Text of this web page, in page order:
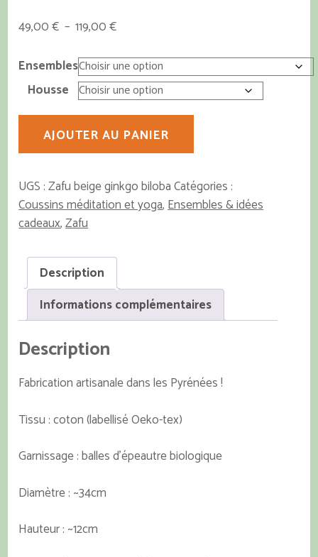
49,00€ – 119,00€Plage
prix :
49,00 €
à
119,00 €
Ensembles
Housse
beige
ginkgo
biloba
AJOUTER AU PANIER
UGS :Zafu beige ginkgo bilobaCatégories :
Coussins méditation et yoga,Ensembles & idées
cadeaux,Zafu
Description
Informations complémentaires
Description
Fabrication artisanale dans les Pyrénées !
Tissu : coton (labellisé Oeko-tex)
Garnissage : balles d’épeautre biologique
Diamètre : ~34cm
Hauteur : ~12cm